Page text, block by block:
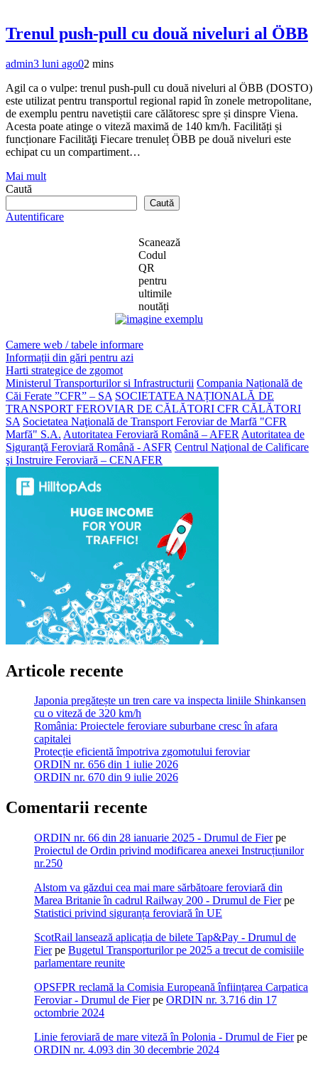
Trenul push-pull cu două niveluri al ÖBB
admin3 luni ago02 mins
Agil ca o vulpe: trenul push-pull cu două niveluri al ÖBB (DOSTO)
este utilizat pentru transportul regional rapid în zonele metropolitane,
de exemplu pentru navetiștii care călătoresc spre și dinspre Viena.
Acesta poate atinge o viteză maximă de 140 km/h. Facilități și
funcționare Facilităţi Fiecare trenuleț ÖBB pe două niveluri este
echipat cu un compartiment…
Mai mult
Caută
Caută
Autentificare
Scanează
Codul
QR
pentru
ultimile
noutăți
Camere web / tabele informare
Informații din gări pentru azi
Harti strategice de zgomot
Ministerul Transporturilor si Infrastructurii Compania Națională de
Căi Ferate ”CFR” – SA SOCIETATEA NAȚIONALĂ DE
TRANSPORT FEROVIAR DE CĂLĂTORI CFR CĂLĂTORI
SA Societatea Naţională de Transport Feroviar de Marfă "CFR
Marfă" S.A. Autoritatea Feroviară Română – AFER Autoritatea de
Siguranţă Feroviară Română - ASFR Centrul Naţional de Calificare
şi Instruire Feroviară – CENAFER
Articole recente
Japonia pregătește un tren care va inspecta liniile Shinkansen
cu o viteză de 320 km/h
România: Proiectele feroviare suburbane cresc în afara
capitalei
Protecție eficientă împotriva zgomotului feroviar
ORDIN nr. 656 din 1 iulie 2026
ORDIN nr. 670 din 9 iulie 2026
Comentarii recente
ORDIN nr. 66 din 28 ianuarie 2025 - Drumul de Fierpe
Proiectul de Ordin privind modificarea anexei Instrucțiunilor
nr.250
Alstom va găzdui cea mai mare sărbătoare feroviară din
Marea Britanie în cadrul Railway 200 - Drumul de Fierpe
Statistici privind siguranța feroviară în UE
ScotRail lansează aplicația de bilete Tap&Pay - Drumul de
Fierpe Bugetul Transporturilor pe 2025 a trecut de comisiile
parlamentare reunite
OPSFPR reclamă la Comisia Europeană înființarea Carpatica
Feroviar - Drumul de Fierpe ORDIN nr. 3.716 din 17
octombrie 2024
Linie feroviară de mare viteză în Polonia - Drumul de Fierpe
ORDIN nr. 4.093 din 30 decembrie 2024